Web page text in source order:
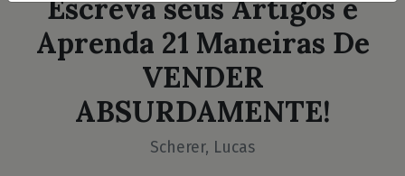
Escreva seus Artigos e
Aprenda 21 Maneiras De
VENDER
ABSURDAMENTE!
Scherer, Lucas